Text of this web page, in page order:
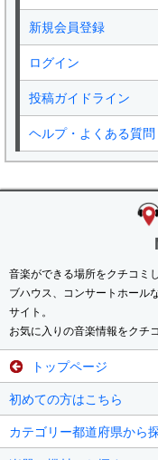
新規会員登録
ログイン
投稿ガイドライン
ヘルプ・よくある質問
音楽ができる場所をクチコミ
ブハウス、コンサートホール
サイト。
お気に入りの音楽情報をクチ
トップページ
初めての方はこちら
カテゴリー都道府県から